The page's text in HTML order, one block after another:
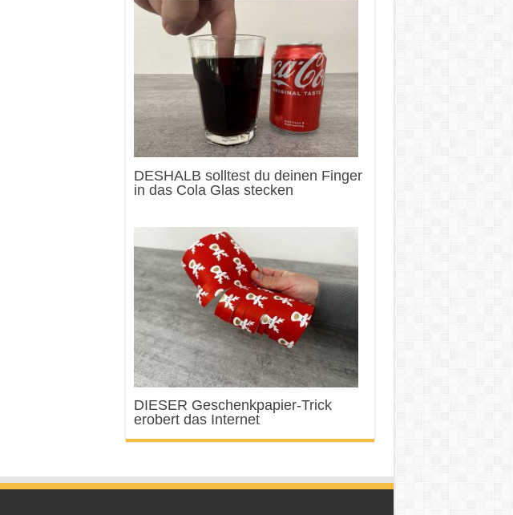
DESHALB solltest du deinen Finger
in das Cola Glas stecken
DIESER Geschenkpapier-Trick
erobert das Internet